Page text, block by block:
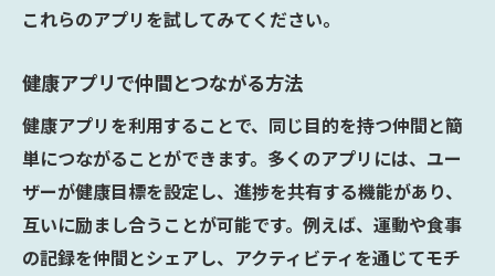
これらのアプリを試してみてください。
健康アプリで仲間とつながる方法
健康アプリを利用することで、同じ目的を持つ仲間と簡
単につながることができます。多くのアプリには、ユー
ザーが健康目標を設定し、進捗を共有する機能があり、
互いに励まし合うことが可能です。例えば、運動や食事
の記録を仲間とシェアし、アクティビティを通じてモチ